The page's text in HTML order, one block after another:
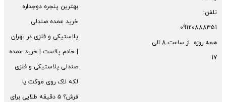
تلفن:
09120888351
همه روزه از ساعت 8 الی
17
بهترین پنجره دوجداره
خرید عمده صندلی
پلاستیکی و فلزی در تهران
| خادم پلاست | خرید عمده
صندلی پلاستیکی و فلزی
لکه لاک روی موکت یا
فرش؟ ۵ دقیقه طلایی برای